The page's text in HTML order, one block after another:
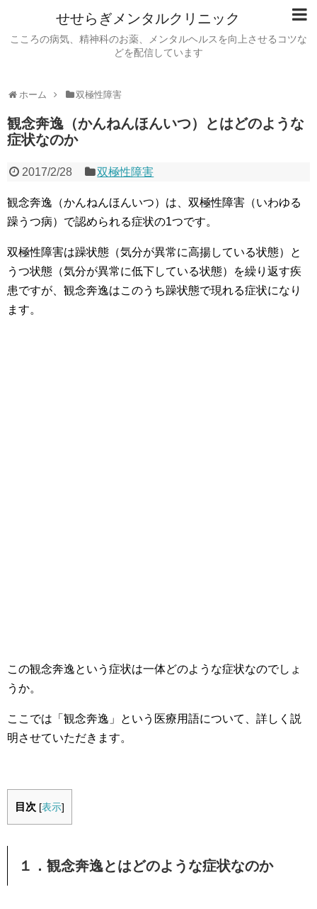
せせらぎメンタルクリニック
こころの病気、精神科のお薬、メンタルヘルスを向上させるコツな
どを配信しています
ホーム 双極性障害
観念奔逸（かんねんほんいつ）とはどのような
症状なのか
2017/2/28 双極性障害
観念奔逸（かんねんほんいつ）は、双極性障害（いわゆる
躁うつ病）で認められる症状の1つです。
双極性障害は躁状態（気分が異常に高揚している状態）と
うつ状態（気分が異常に低下している状態）を繰り返す疾
患ですが、観念奔逸はこのうち躁状態で現れる症状になり
ます。
この観念奔逸という症状は一体どのような症状なのでしょ
うか。
ここでは「観念奔逸」という医療用語について、詳しく説
明させていただきます。
目次 [表示]
１．観念奔逸とはどのような症状なのか